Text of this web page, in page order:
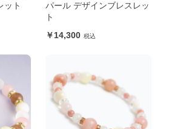
ット
パール デザインブレスレッ
ト
14,300